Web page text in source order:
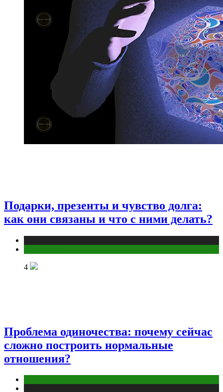
Подарки, презенты и чувство долга:
как они связаны и что с ними делать?
4
Проблема одиночества: почему сейчас
сложно построить нормальные
отношения?